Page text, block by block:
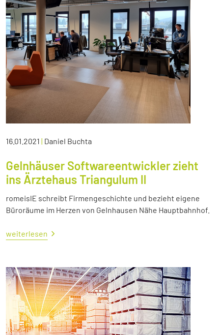
16.01.2021 | Daniel Buchta
Gelnhäuser Softwareentwickler zieht
ins Ärztehaus Triangulum II
romeisIE schreibt Firmengeschichte und bezieht eigene
Büroräume im Herzen von Gelnhausen Nähe Hauptbahnhof.
weiterlesen